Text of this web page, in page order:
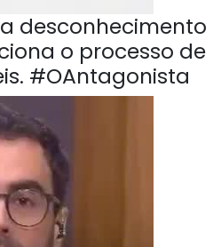
desconhecimento
o processo de
#OAntagonista